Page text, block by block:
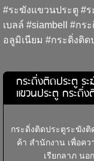
#ระฆังแขวนประตู #
เบลล์ #siambell #กร
อลูมิเนียม #กระดิ่งติ
กระดิ่งติดประตู ร
แขวนประตู กระดิ่
กระดิ่งติดประตูระฆัง
ค้า สำนักงาน เพื่อคว
เรียกลาภ นอ